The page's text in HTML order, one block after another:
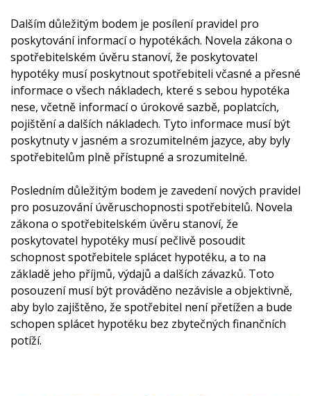
Dalším důležitým bodem je posílení pravidel pro
poskytování informací o hypotékách. Novela zákona o
spotřebitelském úvěru stanoví, že poskytovatel
hypotéky musí poskytnout spotřebiteli včasné a přesné
informace o všech nákladech, které s sebou hypotéka
nese, včetně informací o úrokové sazbě, poplatcích,
pojištění a dalších nákladech. Tyto informace musí být
poskytnuty v jasném a srozumitelném jazyce, aby byly
spotřebitelům plně přístupné a srozumitelné.
Posledním důležitým bodem je zavedení nových pravidel
pro posuzování úvěruschopnosti spotřebitelů. Novela
zákona o spotřebitelském úvěru stanoví, že
poskytovatel hypotéky musí pečlivě posoudit
schopnost spotřebitele splácet hypotéku, a to na
základě jeho příjmů, výdajů a dalších závazků. Toto
posouzení musí být prováděno nezávisle a objektivně,
aby bylo zajištěno, že spotřebitel není přetížen a bude
schopen splácet hypotéku bez zbytečných finančních
potíží.